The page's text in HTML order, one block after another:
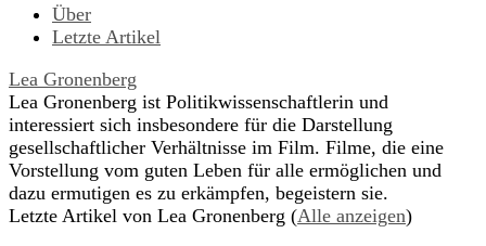
Über
Letzte Artikel
Lea Gronenberg
Lea Gronenberg ist Politikwissenschaftlerin und
interessiert sich insbesondere für die Darstellung
gesellschaftlicher Verhältnisse im Film. Filme, die eine
Vorstellung vom guten Leben für alle ermöglichen und
dazu ermutigen es zu erkämpfen, begeistern sie.
Letzte Artikel von Lea Gronenberg (Alle anzeigen)